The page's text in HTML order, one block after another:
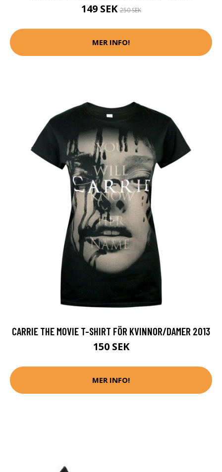
149 SEK250 SEK
MER INFO!
CARRIE THE MOVIE T-SHIRT FÖR KVINNOR/DAMER 2013
150 SEK
MER INFO!